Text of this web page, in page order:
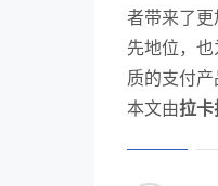
者带来了
先地位，
质的支付产
本文由拉